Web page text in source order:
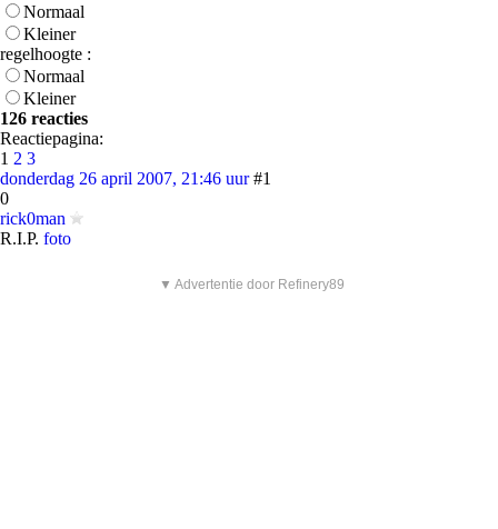
Normaal
Kleiner
regelhoogte :
Normaal
Kleiner
126 reacties
Reactiepagina:
1 2 3
donderdag 26 april 2007, 21:46 uur #1
0
rick0man
R.I.P. foto
▼ Advertentie door Refinery89